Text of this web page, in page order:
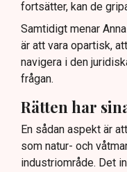
fortsätter, kan de
Samtidigt menar
är att vara opartisk,
navigera i den
frågan.
Rätten har
En sådan aspekt är
som natur- och
industriområde. Det